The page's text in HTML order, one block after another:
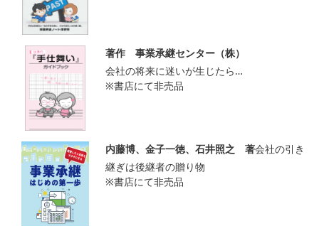
著作 事業承継センター（株）
会社の将来に迷いが生じたら…
※書店にて非売品
内藤博、金子一徳、石井照之 著会社の引き
継ぎは後継者の贈り物
※書店にて非売品